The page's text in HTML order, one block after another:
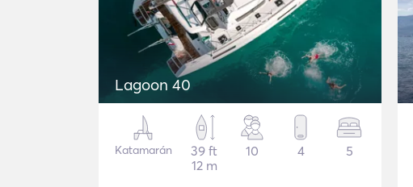
Lagoon 40
Katamarán
39 ft
12 m
10 4 5